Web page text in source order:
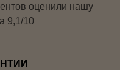
оценили нашу
9,1/10